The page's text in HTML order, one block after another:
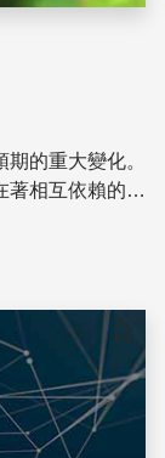
的重大變化。
著相互依賴的關
，生物多樣性
柳杉林。林相改
或剝食樹皮，
乃因為藻­類生
率快，能量才
用。 東港
儲存